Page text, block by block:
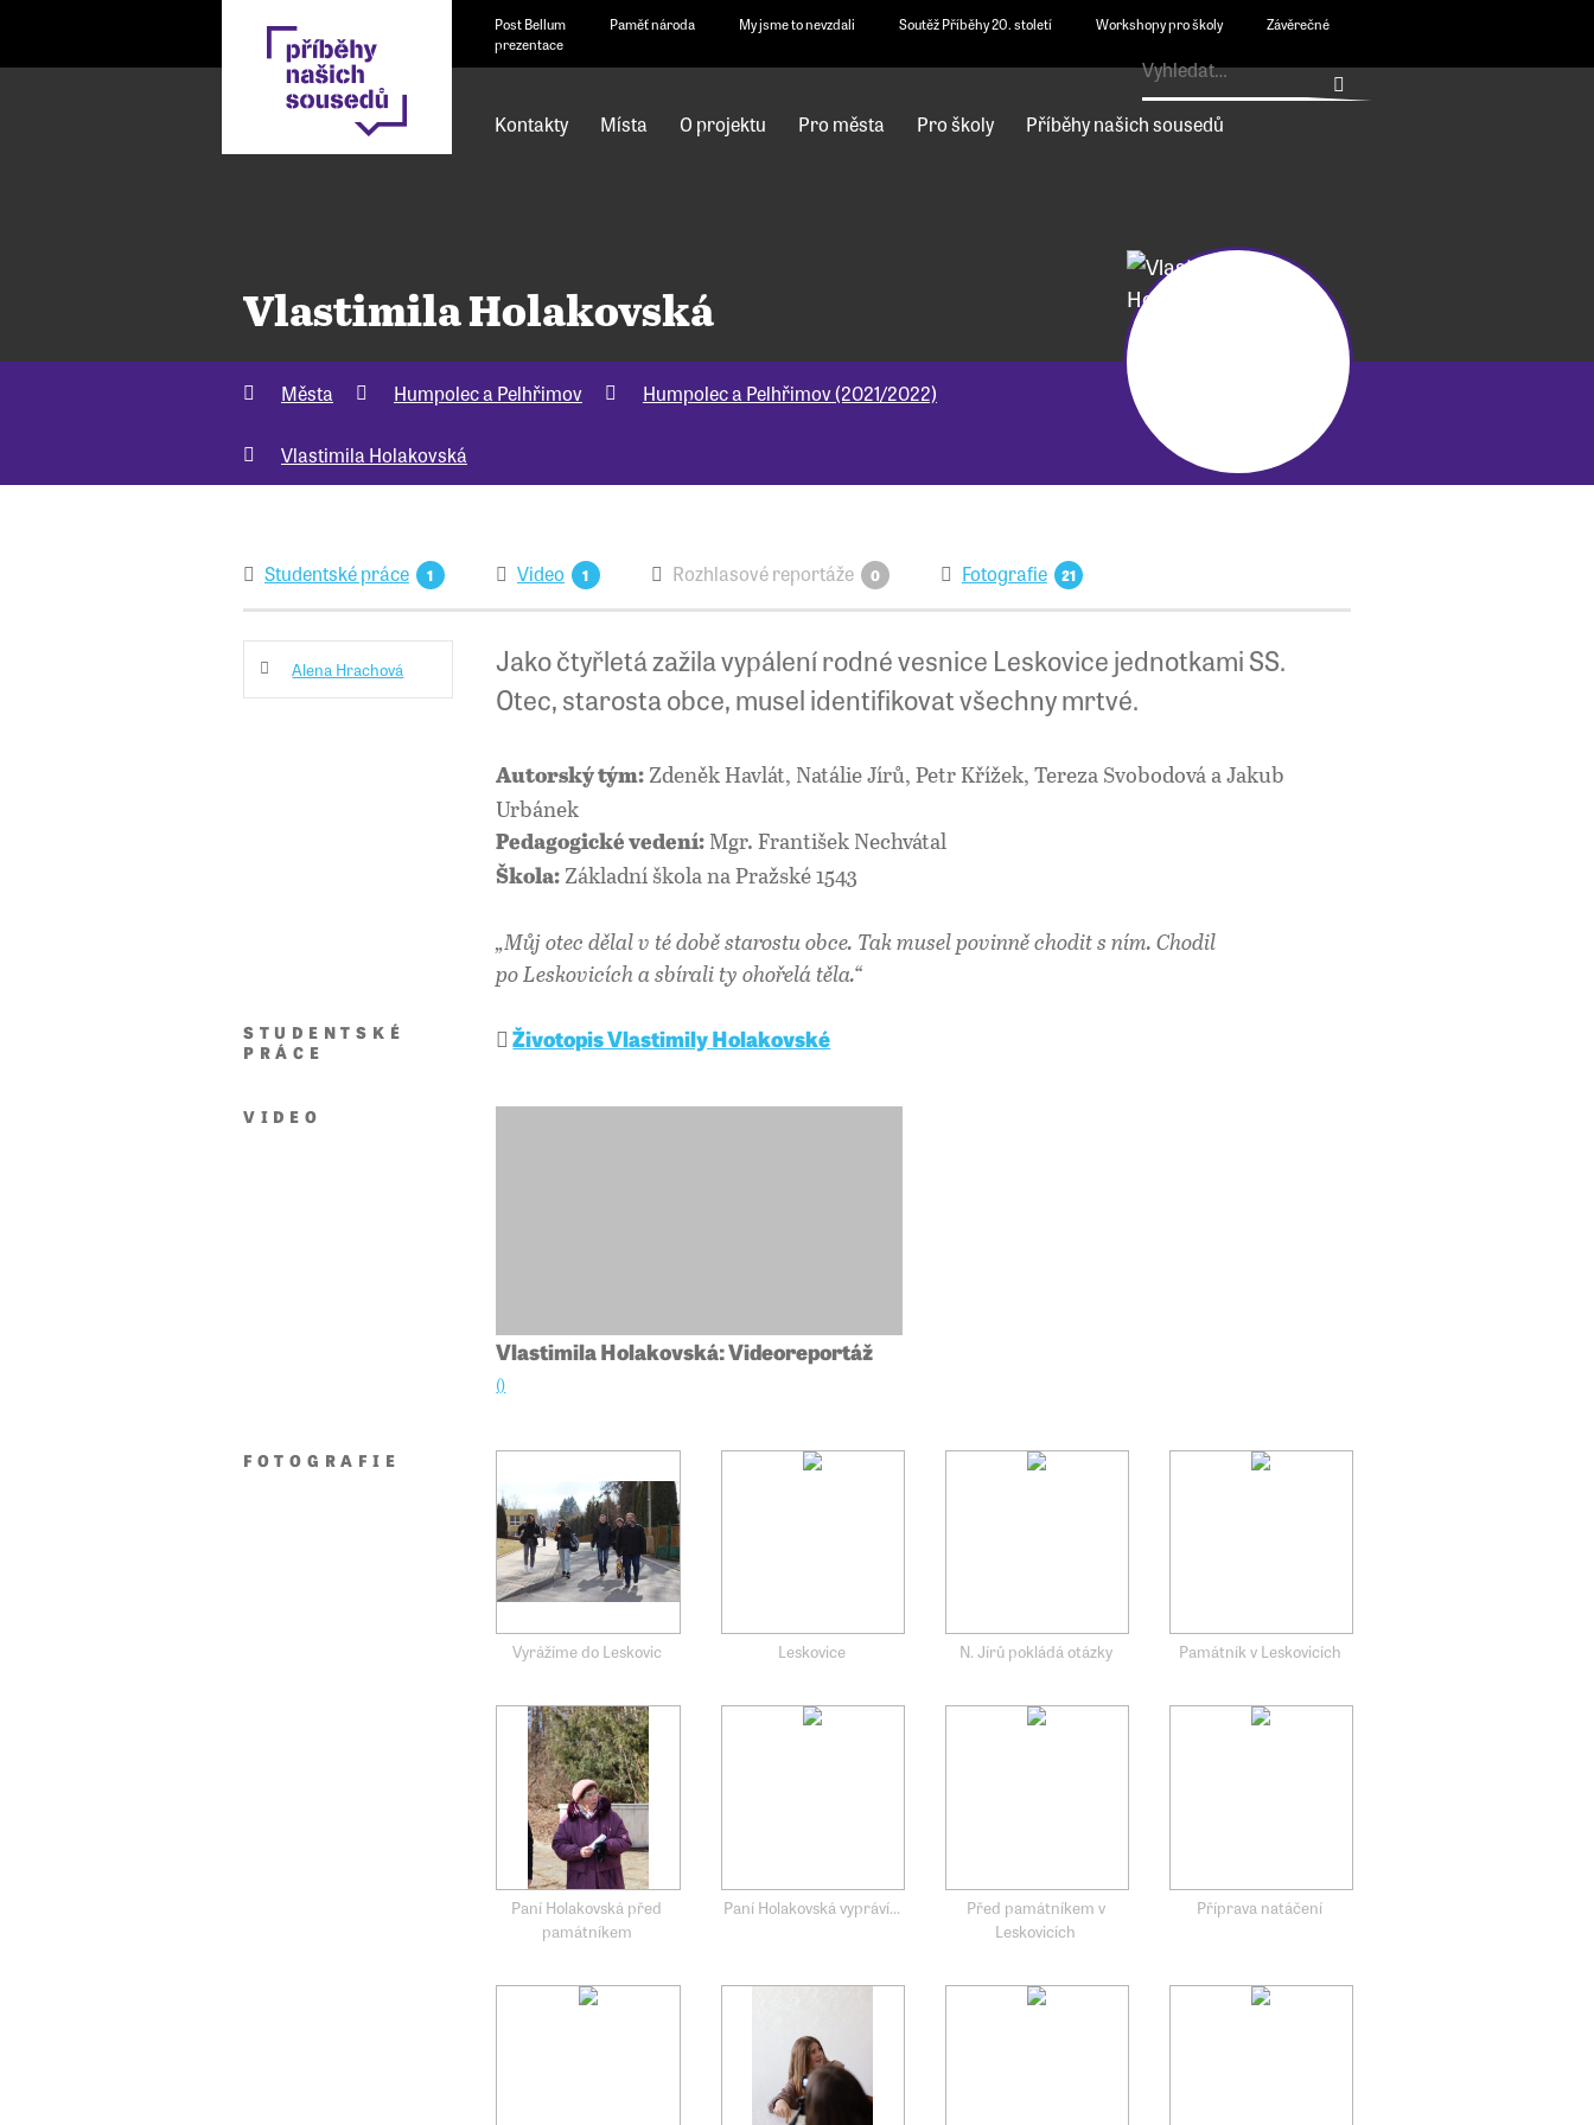
Post Bellum Paměť národa My jsme to nevzdali Soutěž Příběhy 20. století Workshopy pro školy
Závěrečné
prezentace
Kontakty Místa O projektu Pro města Pro školy Příběhy našich sousedů
Vlastimila Holakovská
Města Humpolec a Pelhřimov Humpolec a Pelhřimov (2021/2022)
Vlastimila Holakovská
Studentské práce 1 Video 1 Rozhlasové reportáže 0 Fotografie 21
Alena Hrachová
Jako čtyřletá zažila vypálení rodné vesnice Leskovice jednotkami SS.
Otec, starosta obce, musel identifikovat všechny mrtvé.
Autorský tým: Zdeněk Havlát, Natálie Jírů, Petr Křížek, Tereza Svobodová a Jakub
Urbánek
Pedagogické vedení: Mgr. František Nechvátal
Škola: Základní škola na Pražské 1543
„Můj otec dělal v té době starostu obce. Tak musel povinně chodit s ním. Chodil
po Leskovicích a sbírali ty ohořelá těla.“
STUDENTSKÉ
PRÁCE
Životopis Vlastimily Holakovské
VIDEO
Vlastimila Holakovská: Videoreportáž
()
FOTOGRAFIE
Vyrážíme do Leskovic Leskovice N. Jírů pokládá otázky Památník v Leskovicích
Paní Holakovská před
památníkem
Paní Holakovská vypráví...
Před památníkem v
Leskovicích
Příprava natáčení